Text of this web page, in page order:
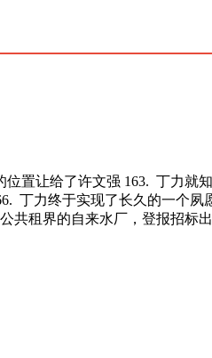
置让给了许文强 163. 丁力就
丁力终于实现了长久的一个
共租界的自来水厂，登报招标